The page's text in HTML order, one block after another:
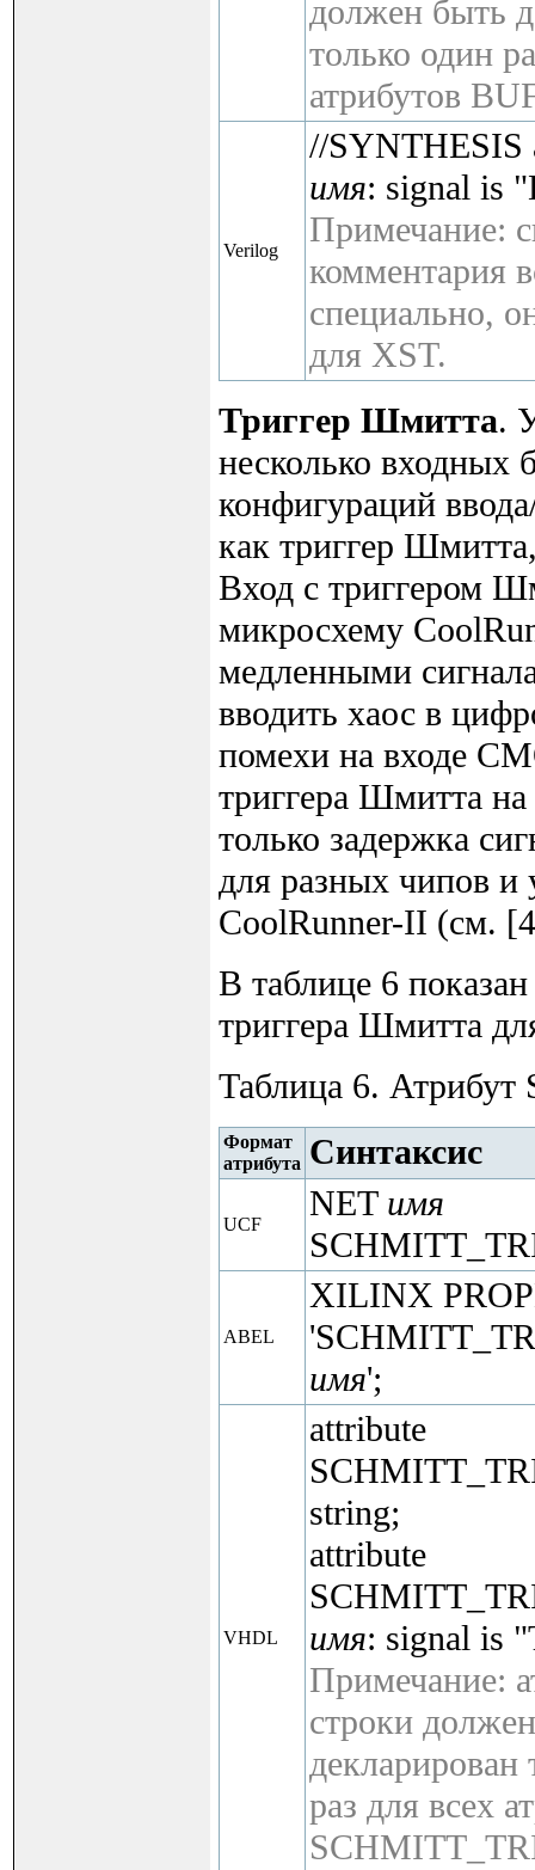
должен быть
только один
атрибутов
Verilog
//SYNTHESIS
имя: signal is
Примечание:
комментария
специально,
для XST.
Триггер Шмитта.
несколько входных
конфигураций
как триггер
Вход с триггером
микросхему
медленными
вводить хаос в
помехи на входе
триггера Шмитта на
только задержка
для разных чипов и
CoolRunner-II (см.
В таблице 6
триггера Шмитта
Таблица 6.
Формат
атрибута Синтаксис
UCF
NET имя
ABEL
XILINX
имя';
VHDL
attribute
string;
attribute
имя: signal is
Примечание:
строки
декларирован
раз для всех